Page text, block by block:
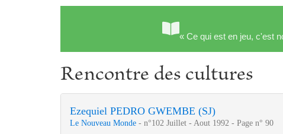
« Ce qui est en jeu, c'est
Rencontre des cultures
Ezequiel PEDRO GWEMBE (SJ)
Le Nouveau Monde - n°102 Juillet - Aout 1992 - Page n° 90